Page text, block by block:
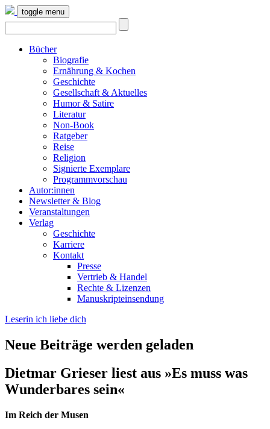
toggle menu
Bücher
Biografie
Ernährung & Kochen
Geschichte
Gesellschaft & Aktuelles
Humor & Satire
Literatur
Non-Book
Ratgeber
Reise
Religion
Signierte Exemplare
Programmvorschau
Autor:innen
Newsletter & Blog
Veranstaltungen
Verlag
Geschichte
Karriere
Kontakt
Presse
Vertrieb & Handel
Rechte & Lizenzen
Manuskripteinsendung
Leserin ich liebe dich
Neue Beiträge werden geladen
Dietmar Grieser liest aus »Es muss was
Wunderbares sein«
Im Reich der Musen